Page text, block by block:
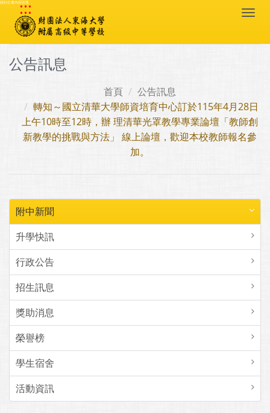
跳到主要內容區塊
:::
公告訊息
首頁
公告訊息
轉知～國立清華大學師資培育中心訂於115年4月28日
上午10時至12時，辦 理清華光罩教學專業論壇「教師創
新教學的挑戰與方法」 線上論壇，歡迎本校教師報名參
加。
附中新聞
升學快訊
行政公告
招生訊息
獎助消息
榮譽榜
學生宿舍
活動資訊